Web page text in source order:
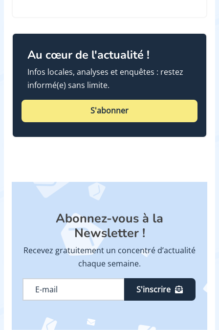
Au cœur de l'actualité !
Infos locales, analyses et enquêtes : restez
informé(e) sans limite.
S'abonner
Abonnez-vous à la
Newsletter !
Recevez gratuitement un concentré d’actualité
chaque semaine.
S'inscrire